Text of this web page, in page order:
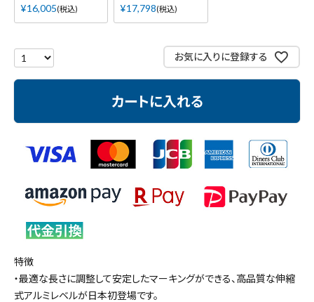
コンテンツ
ガイドライン
¥16,005 税込 ¥17,798 税込
お気に入りに登録する
カートに入れる
特徴
・最適な長さに調整して安定したマーキングができる、高品質な伸縮
式アルミレベルが日本初登場です。